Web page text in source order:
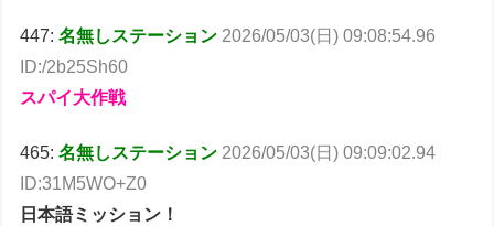
447:名無しステーション 2026/05/03(日) 09:08:54.96
ID:/2b25Sh60
スパイ大作戦
465:名無しステーション 2026/05/03(日) 09:09:02.94
ID:31M5WO+Z0
日本語ミッション！